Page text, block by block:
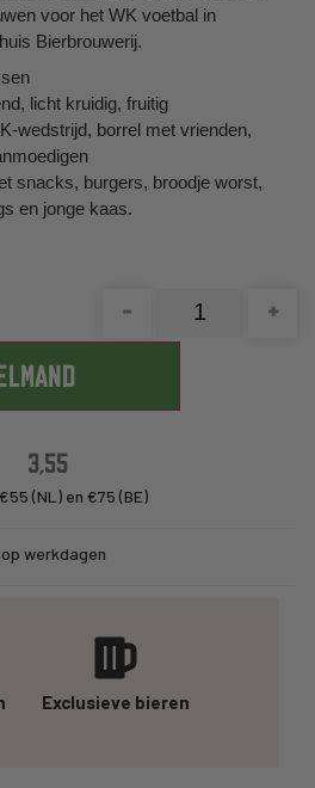
voor het WK voetbal in
Bierbrouwerij.
licht kruidig, fruitig
wedstrijd, borrel met vrienden,
snacks, burgers, broodje worst,
en jonge kaas.
-
+
3,55
(NL) en €75 (BE)
werkdagen
Exclusieve bieren